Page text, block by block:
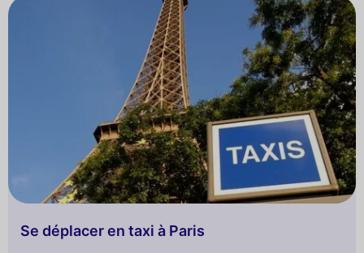
Se déplacer en taxi à Paris